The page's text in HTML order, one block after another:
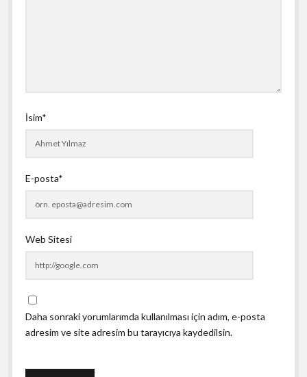
İsim*
E-posta*
Web Sitesi
Daha sonraki yorumlarımda kullanılması için adım, e-posta
adresim ve site adresim bu tarayıcıya kaydedilsin.